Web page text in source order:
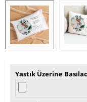
Yastık Üzerine